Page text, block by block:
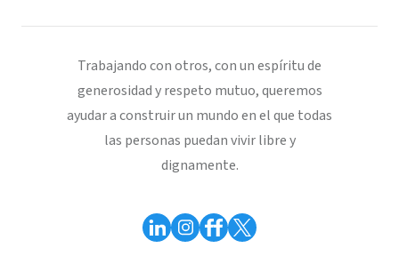
Trabajando con otros, con un espíritu de
generosidad y respeto mutuo, queremos
ayudar a construir un mundo en el que todas
las personas puedan vivir libre y
dignamente.